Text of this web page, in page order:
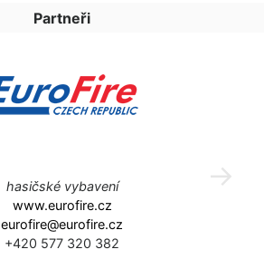
Partneři
hasičské vybavení
www.eurofire.cz
eurofire@eurofire.cz
+420 577 320 382